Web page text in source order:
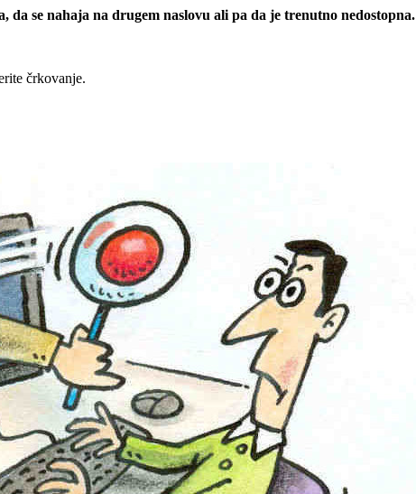
se nahaja na drugem naslovu ali pa da je trenutno nedostopna.
črkovanje.